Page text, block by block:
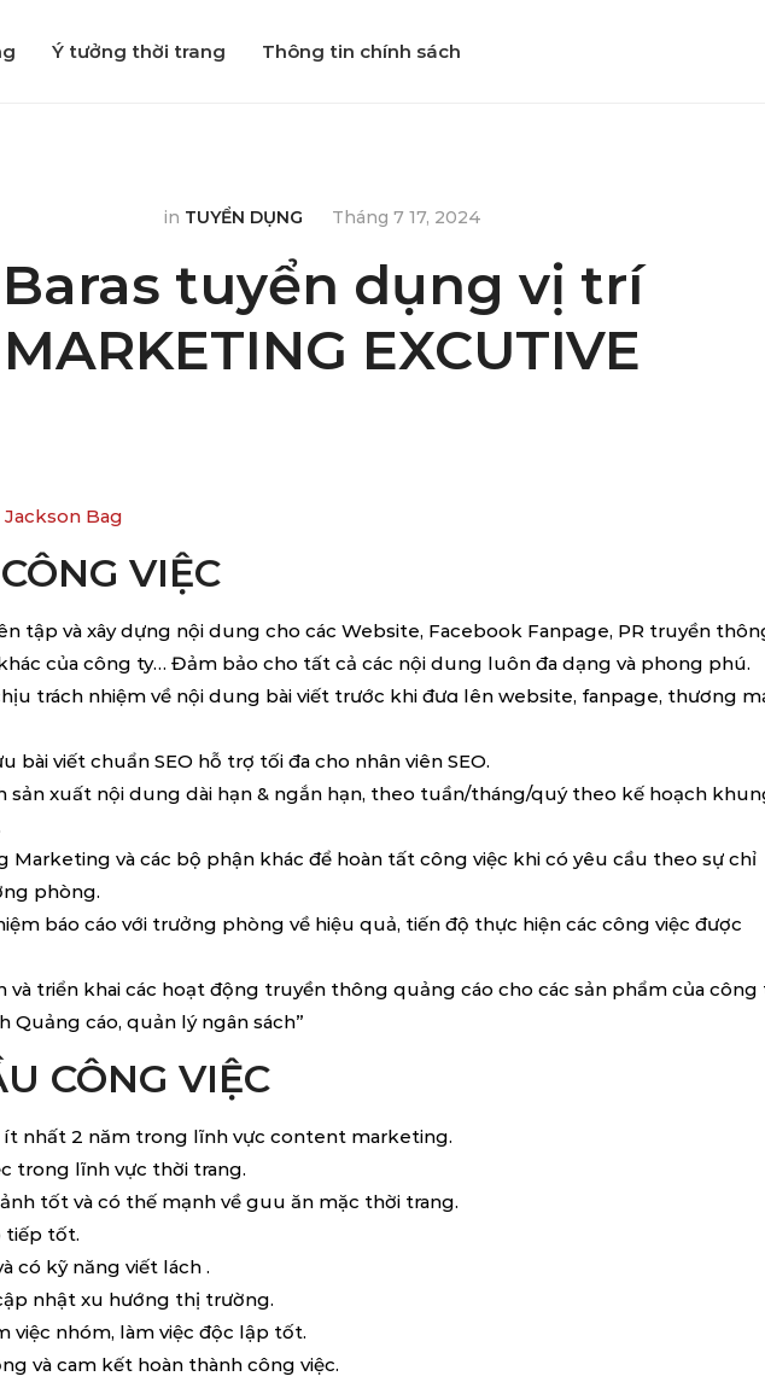
Ý tưởng thời trang Thông tin chính sách
in TUYỂN DỤNG Tháng 7 17, 2024
Baras tuyển dụng vị trí
MARKETING EXCUTIVE
VIỆC
tập và xây dựng nội dung cho các Website, Facebook Fanpage, PR truyền
của công ty… Đảm bảo cho tất cả các nội dung luôn đa dạng và phong phú.
trách nhiệm về nội dung bài viết trước khi đưɑ lên website, fanpage, thương
bài viết chuẩn SEO hỗ trợ tối đa cho nhân viên SEO.
sản xuất nội dung dài hạn & ngắn hạn, theo tuần/tháng/quý theo kế hoạch
Marketing và các bộ phận khác để hoàn tất công việc khi có yêu cầu theo sự chỉ
phòng.
báo cáo với trưởng phòng về hiệu quả, tiến độ thực hiện các công việc được
và triển khai các hoạt động truyền thông quảng cáo cho các sản phẩm của công
Quảng cáo, quản lý ngân sách”
CÔNG VIỆC
ít nhất 2 năm trong lĩnh vực content marketing.
trong lĩnh vực thời trang.
tốt và có thế mạnh về guu ăn mặc thời trang.
tiếp tốt.
có kỹ năng viết lách .
nhật xu hướng thị trường.
việc nhóm, làm việc độc lập tốt.
và cam kết hoàn thành công việc.